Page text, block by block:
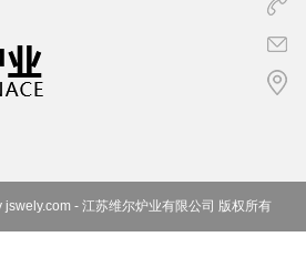
- 江苏维尔炉业有限公司 版权所有